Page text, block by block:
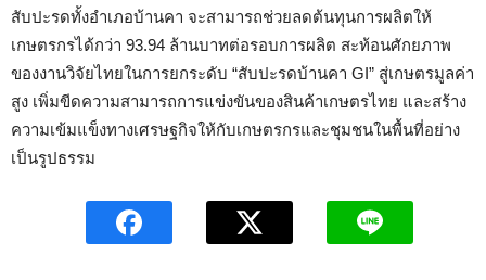
สับปะรดทั้งอำเภอบ้านคา จะสามารถช่วยลดต้นทุนการผลิตให้
เกษตรกรได้กว่า 93.94 ล้านบาทต่อรอบการผลิต สะท้อนศักยภาพ
ของงานวิจัยไทยในการยกระดับ “สับปะรดบ้านคา GI” สู่เกษตรมูลค่า
สูง เพิ่มขีดความสามารถการแข่งขันของสินค้าเกษตรไทย และสร้าง
ความเข้มแข็งทางเศรษฐกิจให้กับเกษตรกรและชุมชนในพื้นที่อย่าง
เป็นรูปธรรม